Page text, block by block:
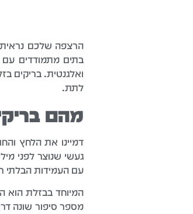
הרצפה שלכם
בתים מתמודדים עם
ואלגנטית. בריקים
לתת.
מהם
דמיינו את הלחץ
געשי שנוצר לפני
עם העמידות הבלתי
המיוחד בבזלת הוא
מספר סיפור שונה